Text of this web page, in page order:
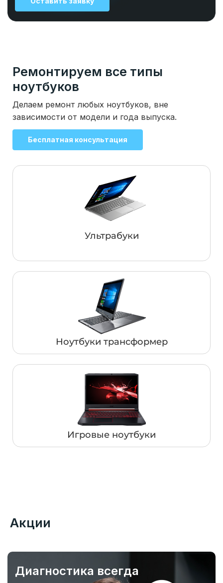
Ремонтируем все типы
ноутбуков
Делаем ремонт любых ноутбуков, вне
зависимости от модели и года выпуска.
Бесплатная консультация
Ультрабуки
Ноутбуки трансформер
Игровые ноутбуки
Акции
Диагностика всегда